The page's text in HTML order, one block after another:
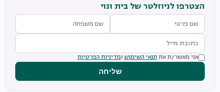
הצטרפו לניוזלטר של בית ונוי
אני מאשר/ת את תנאי השימוש ומדיניות הפרטיות
שליחה